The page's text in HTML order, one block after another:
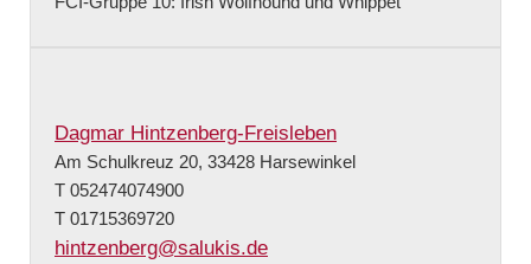
Dagmar Hintzenberg-Freisleben
Am Schulkreuz 20, 33428 Harsewinkel
T 052474074900
T 01715369720
hintzenberg@salukis.de